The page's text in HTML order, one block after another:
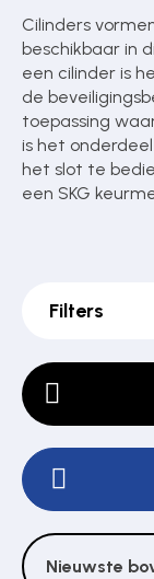
Kluizen
Sloten
Cilinders
beschikbaar in
een cilinder is
de
toepassing
is het
het slot te
een SKG
Filters
Nieuwste